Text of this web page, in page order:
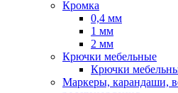
Кромка
0,4 мм
1 мм
2 мм
Крючки мебельные
Крючки
Маркеры, карандаши,